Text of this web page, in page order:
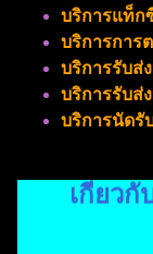
บริการแท็ก
บริการการ
บริการรับส่
บริการรับส่
บริการนัดรั
เกี่ยวกั